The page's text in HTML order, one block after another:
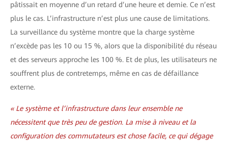
pâtissait en moyenne d’un retard d’une heure et demie. Ce n’est
plus le cas. L’infrastructure n’est plus une cause de limitations.
La surveillance du système montre que la charge système
n’excède pas les 10 ou 15 %, alors que la disponibilité du réseau
et des serveurs approche les 100 %. Et de plus, les utilisateurs ne
souffrent plus de contretemps, même en cas de défaillance
externe.
« Le système et l’infrastructure dans leur ensemble ne
nécessitent que très peu de gestion. La mise à niveau et la
configuration des commutateurs est chose facile, ce qui dégage